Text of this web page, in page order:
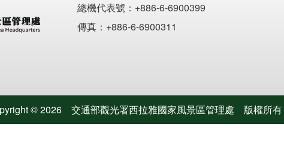
總機代表號：+886-6-6900399
傳真：+886-6-6900311
©2026 交通部觀光署西拉雅國家風景區管理處 版權所有